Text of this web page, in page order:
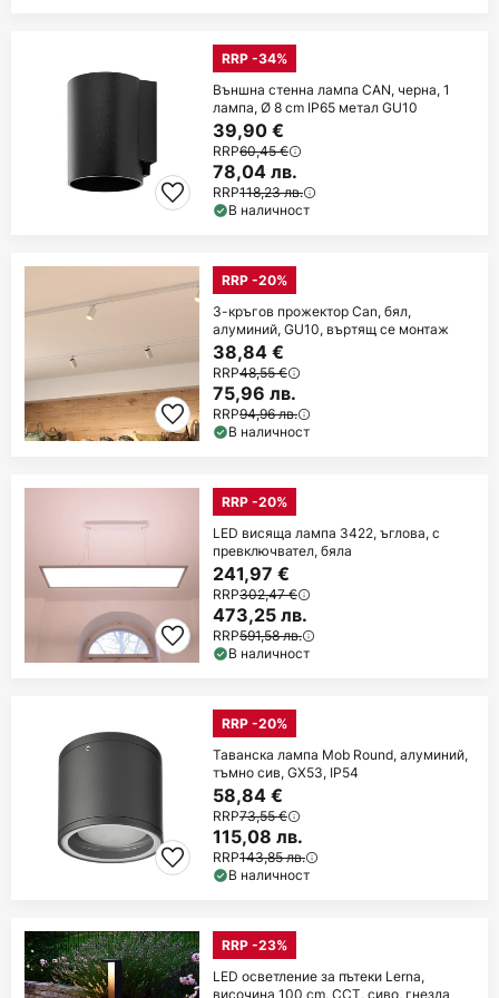
RRP -34%
Външна стенна лампа CAN, черна, 1
лампа, Ø 8 cm IP65 метал GU10
39,90 €
RRP60,45 €
78,04 лв.
RRP118,23 лв.
В наличност
RRP -20%
3-кръгов прожектор Can, бял,
алуминий, GU10, въртящ се монтаж
38,84 €
RRP48,55 €
75,96 лв.
RRP94,96 лв.
В наличност
RRP -20%
LED висяща лампа 3422, ъглова, с
превключвател, бяла
241,97 €
RRP302,47 €
473,25 лв.
RRP591,58 лв.
В наличност
RRP -20%
Таванска лампа Mob Round, алуминий,
тъмно сив, GX53, IP54
58,84 €
RRP73,55 €
115,08 лв.
RRP143,85 лв.
В наличност
RRP -23%
LED осветление за пътеки Lerna,